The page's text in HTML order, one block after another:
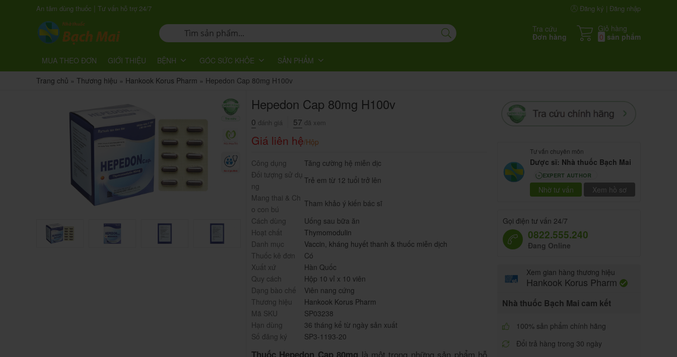
An tâm dùng thuốc | Tư vấn hỗ trợ 24/7 Đăng ký | Đăng nhập
Tra cứu
Đơn hàng
Giỏ hàng
0 sản phẩm
MUA THEO ĐƠN GIỚI THIỆU BỆNH GÓC SỨC KHỎE
SẢN PHẨM
Trang chủ » Thương hiệu » Hankook Korus Pharm » Hepedon Cap 80mg H100v
Hepedon Cap 80mg H100v
0 đánh giá 57 đã xem
Giá liên hệ/Hộp
Công dụng
Tăng cường hệ miễn dịc
Đối tượng sử dụ
ng
Trẻ em từ 12 tuổi trở lên
Mang thai & Ch
o con bú
Tham khảo ý kiến bác sĩ
Cách dùng
Uống sau bữa ăn
Hoạt chất
Thymomodulin
Danh mục
Vaccin, kháng huyết thanh & thuốc miễn dịch
Thuốc kê đơn
Có
Xuất xứ
Hàn Quốc
Quy cách
Hộp 10 vỉ x 10 viên
Dạng bào chế
Viên nang cứng
Thương hiệu
Hankook Korus Pharm
Mã SKU
SP03238
Hạn dùng
36 tháng kể từ ngày sản xuất
Số đăng ký
SP3-1193-20
Thuốc Hepedon Cap 80mg là một trong những sản phẩm hỗ
Tư vấn chuyên môn
Dược sĩ: Nhà thuốc Bạch Mai
80 EXPERT AUTHOR
Nhờ tư vấn Xem hồ sơ
Gọi điện tư vấn 24/7
0822.555.240
Đang Online
Xem gian hàng thương hiệu
Hankook Korus Pharm
Nhà thuốc Bạch Mai cam kết
100% sản phẩm chính hãng
Đổi trả hàng trong 30 ngày